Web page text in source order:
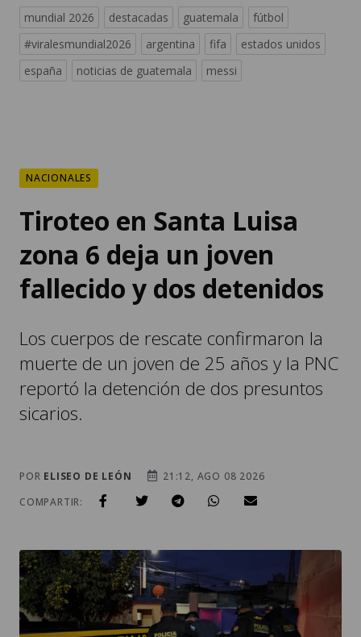
mundial 2026 destacadas guatemala
fútbol
#viralesmundial2026
argentina fifa
estados unidos
españa
noticias de guatemala messi
NACIONALES
Tiroteo en Santa Luisa
zona 6 deja un joven
fallecido y dos detenidos
Los cuerpos de rescate confirmaron la
muerte de un joven de 25 años y la PNC
reportó la detención de dos presuntos
sicarios.
POR ELISEO DE LEÓN
21:12, AGO 08 2026
COMPARTIR: